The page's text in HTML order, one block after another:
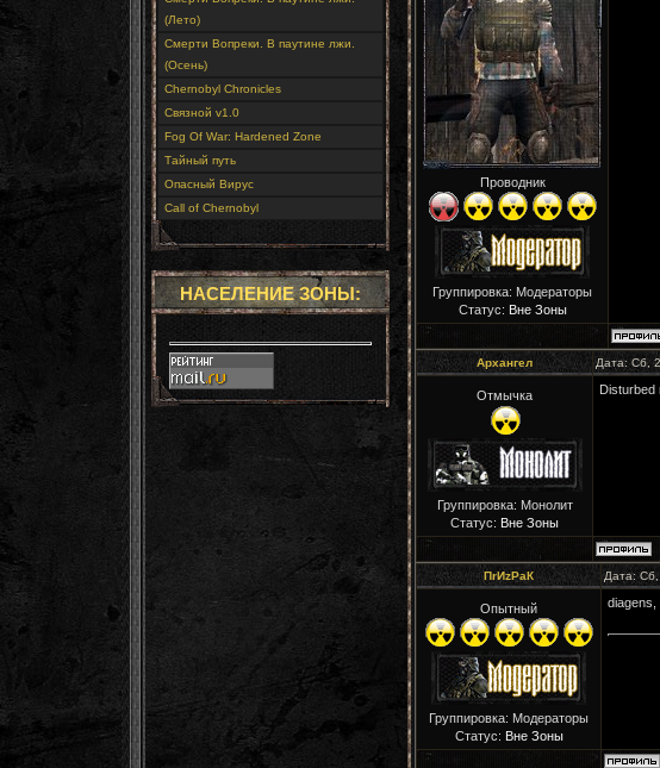
(Лето)
Смерти Вопреки. В паутине лжи.
(Осень)
Chernobyl Chronicles
Связной v1.0
Fog Of War: Hardened Zone
Тайный путь
Опасный Вирус
Call of Chernobyl
НАСЕЛЕНИЕ ЗОНЫ:
Проводник
Группировка: Модераторы
Статус: Вне Зоны
Архангел Дата: Сб,
Отмычка
Группировка: Монолит
Статус: Вне Зоны
Disturbed
ПrИzРaК Дата:
Опытный
Группировка: Модераторы
Статус: Вне Зоны
diagens,